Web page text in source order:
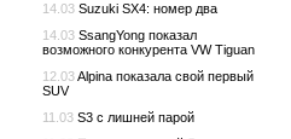
14.03 Suzuki SX4: номер два
14.03 SsangYong показал
возможного конкурента VW Tiguan
12.03Alpina показала свой первый
SUV
11.03 S3 с лишней парой